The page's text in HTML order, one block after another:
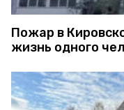
Пожар в
жизнь одного